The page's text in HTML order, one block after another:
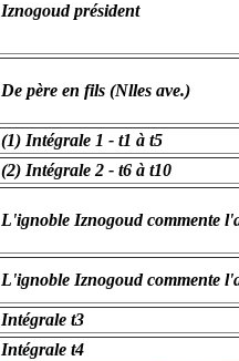
Iznogoud président
De père en fils (Nlles ave.)
(1) Intégrale 1 - t1 à t5
(2) Intégrale 2 - t6 à t10
L'ignoble Iznogoud commente
L'ignoble Iznogoud commente
Intégrale t3
Intégrale t4